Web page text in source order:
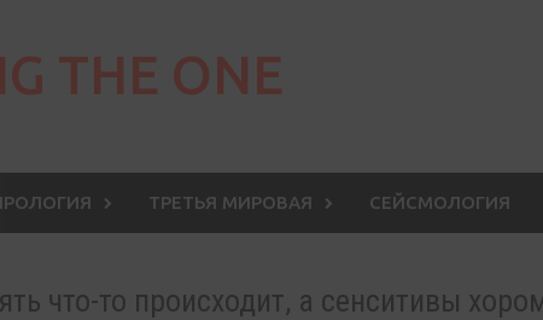
THE ONE
ТРЕТЬЯ МИРОВАЯ СЕЙСМОЛОГИЯ
что-то происходит, а сенситивы